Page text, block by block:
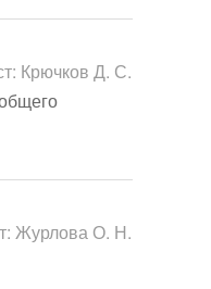
Крючков Д. С.
Журлова О. Н.